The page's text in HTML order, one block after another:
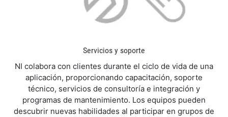
Servicios y soporte
NI colabora con clientes durante el ciclo de vida de una
aplicación, proporcionando capacitación, soporte
técnico, servicios de consultoría e integración y
programas de mantenimiento. Los equipos pueden
descubrir nuevas habilidades al participar en grupos de